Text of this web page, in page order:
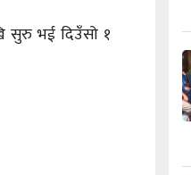
सुरु भई दिउँसो १